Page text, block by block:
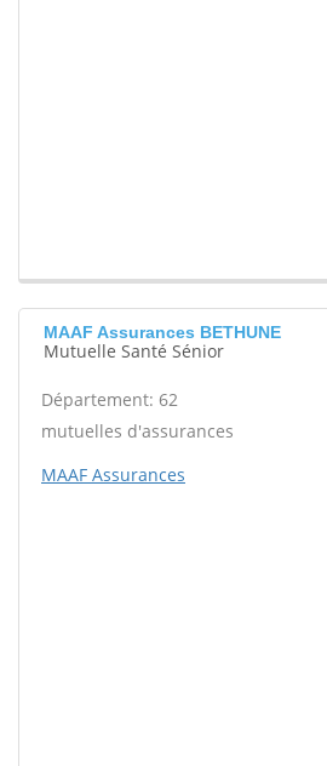
MAAF Assurances BETHUNE
Mutuelle Santé Sénior
Département: 62
mutuelles d'assurances
MAAF Assurances